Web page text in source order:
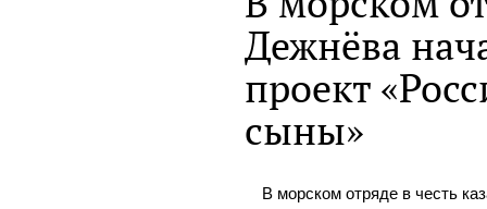
Дежнёва
проект
сыны»
В морском отряде в честь